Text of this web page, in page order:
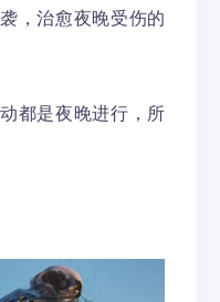
，治愈夜晚受伤的
都是夜晚进行，所